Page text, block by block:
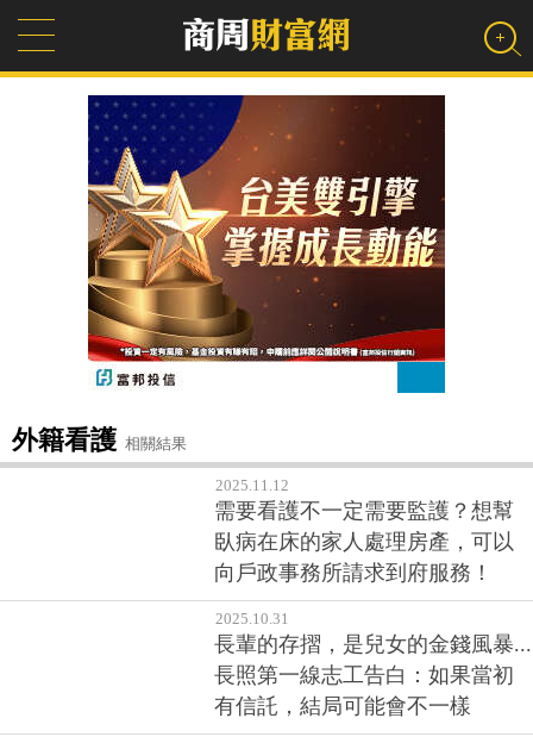
外籍看護 相關結果
2025.11.12
需要看護不一定需要監護？想幫
臥病在床的家人處理房產，可以
向戶政事務所請求到府服務！
2025.10.31
長輩的存摺，是兒女的金錢風暴...
長照第一線志工告白：如果當初
有信託，結局可能會不一樣